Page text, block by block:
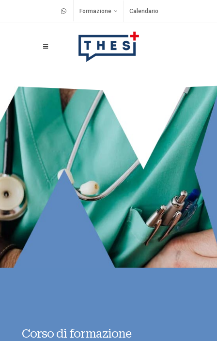
Formazione Calendario
Corso di formazione